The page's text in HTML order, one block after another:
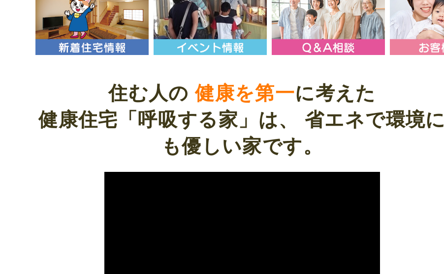
住む人の 健康を第一に考えた
健康住宅「呼吸する家」は、
省エネで環境に
も優しい家です。